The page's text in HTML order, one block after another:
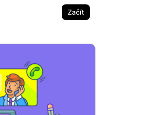
Začít